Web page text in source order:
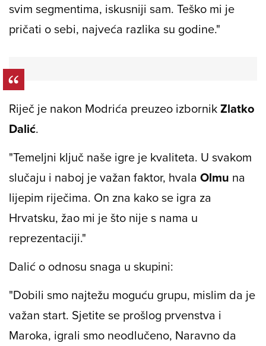
svim segmentima, iskusniji sam. Teško mi je
pričati o sebi, najveća razlika su godine."
Riječ je nakon Modrića preuzeo izbornikZlatko
Dalić.
"Temeljni ključ naše igre je kvaliteta. U svakom
slučaju i naboj je važan faktor, hvala Olmu na
lijepim riječima. On zna kako se igra za
Hrvatsku, žao mi je što nije s nama u
reprezentaciji."
Dalić o odnosu snaga u skupini:
"Dobili smo najtežu moguću grupu, mislim da je
važan start. Sjetite se prošlog prvenstva i
Maroka, igrali smo neodlučeno, Naravno da